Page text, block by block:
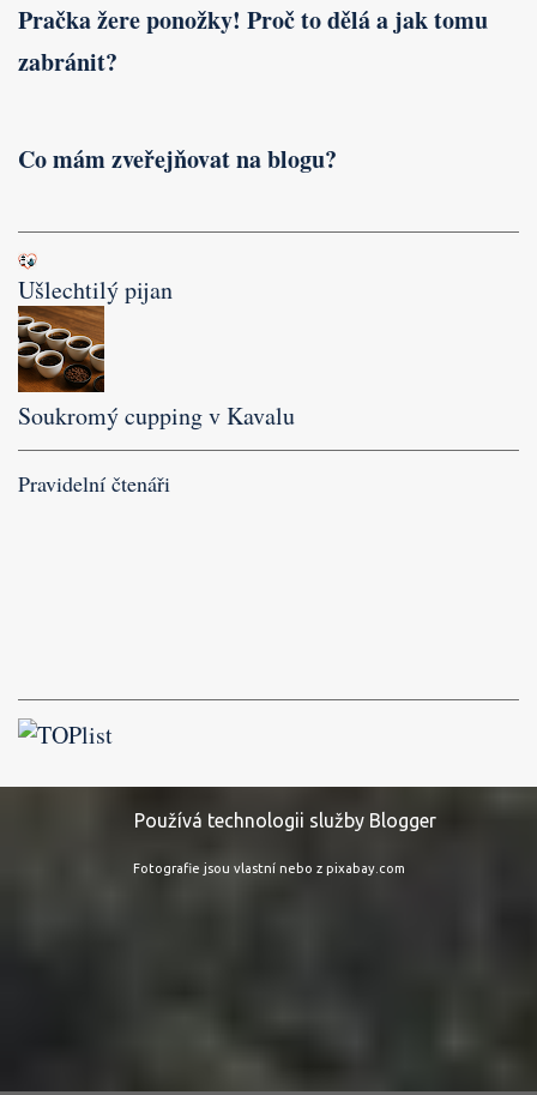
Pračka žere ponožky! Proč to dělá a jak tomu
zabránit?
Co mám zveřejňovat na blogu?
Ušlechtilý pijan
Soukromý cupping v Kavalu
Pravidelní čtenáři
Používá technologii služby Blogger
Fotografie jsou vlastní nebo z pixabay.com